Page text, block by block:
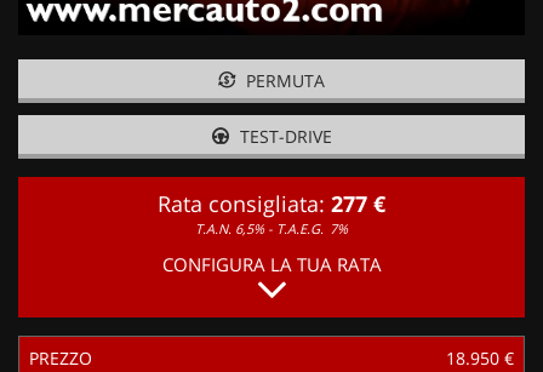
PERMUTA
TEST-DRIVE
Rata consigliata: 277 €
T.A.N. 6,5% - T.A.E.G. 7%
CONFIGURA LA TUA RATA
PREZZO
18.950 €